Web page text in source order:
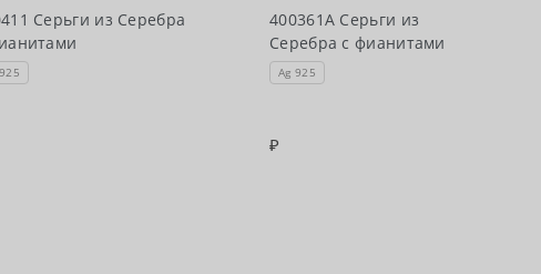
Серьги из Серебра
400361А Серьги из
Серебра с фианитами
Ag 925